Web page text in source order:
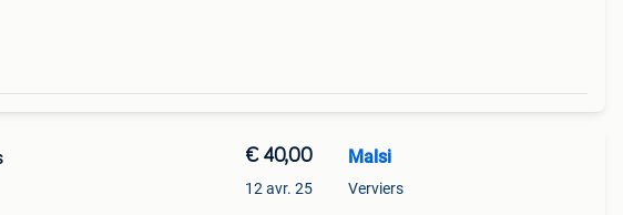
€ 40,00
12 avr. 25
Malsi
Verviers